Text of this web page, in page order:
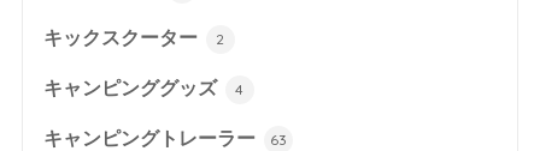
キックスクーター 2
キャンピンググッズ 4
キャンピングトレーラー 63